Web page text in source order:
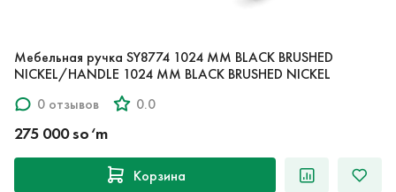
Мебельная ручка SY8774 1024 MM BLACK BRUSHED
NICKEL/HANDLE 1024 MM BLACK BRUSHED NICKEL
0 отзывов
0.0
275 000 so‘m
Корзина